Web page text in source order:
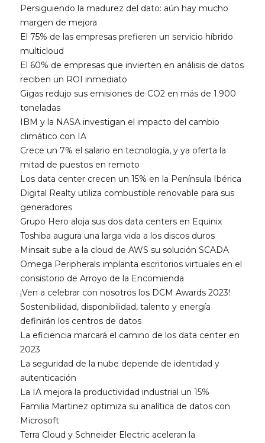
Persiguiendo la madurez del dato: aún hay mucho
margen de mejora
El 75% de las empresas prefieren un servicio híbrido
multicloud
El 60% de empresas que invierten en análisis de datos
reciben un ROI inmediato
Gigas redujo sus emisiones de CO2 en más de 1.900
toneladas
IBM y la NASA investigan el impacto del cambio
climático con IA
Crece un 7% el salario en tecnología, y ya oferta la
mitad de puestos en remoto
Los data center crecen un 15% en la Península Ibérica
Digital Realty utiliza combustible renovable para sus
generadores
Grupo Hero aloja sus dos data centers en Equinix
Toshiba augura una larga vida a los discos duros
Minsait sube a la cloud de AWS su solución SCADA
Omega Peripherals implanta escritorios virtuales en el
consistorio de Arroyo de la Encomienda
¡Ven a celebrar con nosotros los DCM Awards 2023!
Sostenibilidad, disponibilidad, talento y energía
definirán los centros de datos
La eficiencia marcará el camino de los data center en
2023
La seguridad de la nube depende de identidad y
autenticación
La IA mejora la productividad industrial un 15%
Familia Martinez optimiza su analítica de datos con
Microsoft
Terra Cloud y Schneider Electric aceleran la